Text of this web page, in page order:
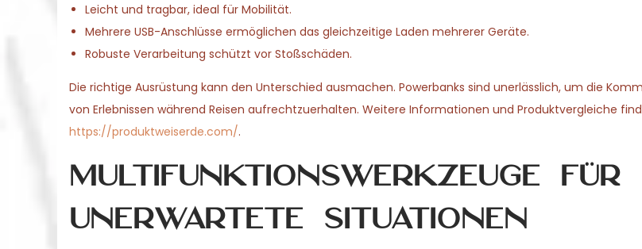
Leicht und tragbar, ideal für Mobilität.
Mehrere USB-Anschlüsse ermöglichen das gleichzeitige Laden mehrerer Geräte.
Robuste Verarbeitung schützt vor Stoßschäden.
Die richtige Ausrüstung kann den Unterschied ausmachen. Powerbanks sind unerlässlich, um die
von Erlebnissen während Reisen aufrechtzuerhalten. Weitere Informationen und Produktvergleiche
https://produktweiserde.com/.
Multifunktionswerkzeuge für
unerwartete Situationen